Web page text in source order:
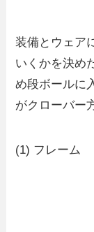
装備とウェア
いくかを決め
め段ボールに
がクローバー
(1) フレーム